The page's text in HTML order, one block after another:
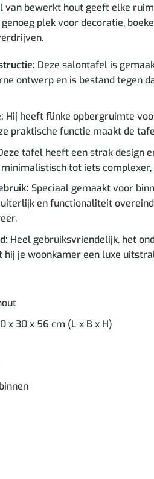
van bewerkt hout geeft elke
plek voor decoratie,
Deze salontafel is
ontwerp en is bestand tegen
Hij heeft flinke opbergruimte
praktische functie maakt de
tafel heeft een strak design
tot iets
Speciaal gemaakt voor
en functionaliteit
Heel gebruiksvriendelijk, het
hij je woonkamer een luxe
x 30 x 56 cm (L x B x H)